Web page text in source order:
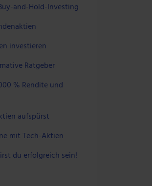
and-Hold-Investing
investieren
Ratgeber
% Rendite und
aufspürst
mit Tech-Aktien
du erfolgreich sein!